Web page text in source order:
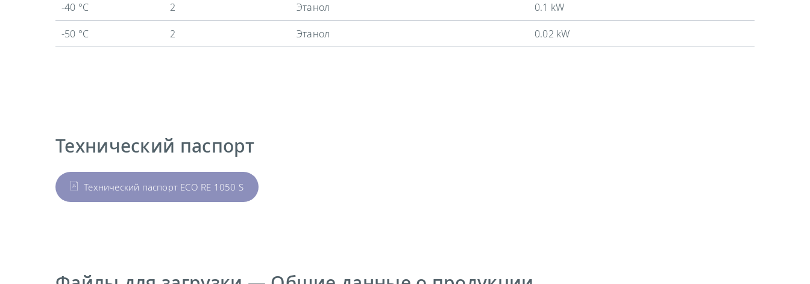
-40 °C
2 Этанол
0.1 kW
-50 °C
2 Этанол 0.02 kW
Технический паспорт
Технический паспорт ECO RE 1050 S